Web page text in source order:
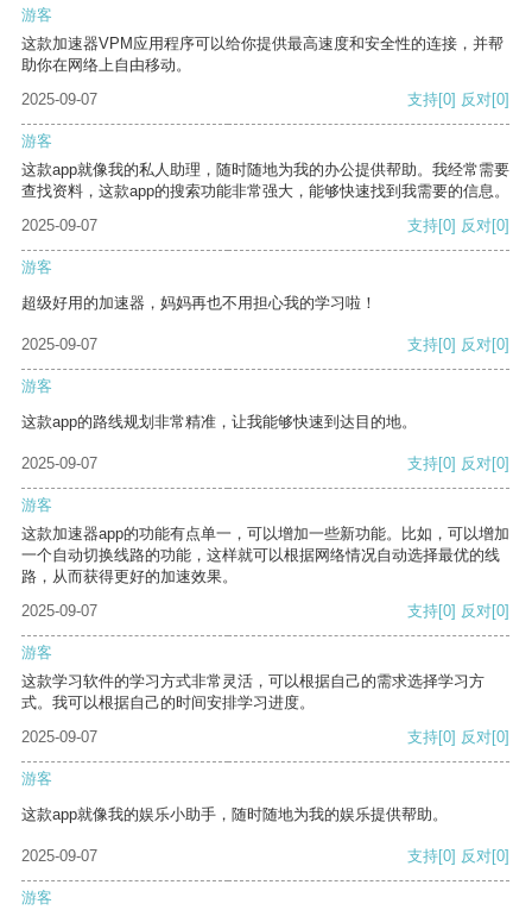
游客
这款加速器VPM应用程序可以给你提供最高速度和安全性的连接，并帮
助你在网络上自由移动。
2025-09-07
支持[0] 反对[0]
游客
这款app就像我的私人助理，随时随地为我的办公提供帮助。我经常需要
查找资料，这款app的搜索功能非常强大，能够快速找到我需要的信息。
2025-09-07
支持[0] 反对[0]
游客
超级好用的加速器，妈妈再也不用担心我的学习啦！
2025-09-07 支持[0] 反对[0]
游客
这款app的路线规划非常精准，让我能够快速到达目的地。
2025-09-07 支持[0] 反对[0]
游客
这款加速器app的功能有点单一，可以增加一些新功能。比如，可以增加
一个自动切换线路的功能，这样就可以根据网络情况自动选择最优的线
路，从而获得更好的加速效果。
2025-09-07
支持[0] 反对[0]
游客
这款学习软件的学习方式非常灵活，可以根据自己的需求选择学习方
式。我可以根据自己的时间安排学习进度。
2025-09-07
支持[0] 反对[0]
游客
这款app就像我的娱乐小助手，随时随地为我的娱乐提供帮助。
2025-09-07 支持[0] 反对[0]
游客